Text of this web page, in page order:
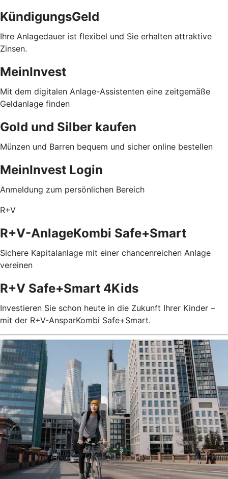
KündigungsGeld
Ihre Anlagedauer ist flexibel und Sie erhalten attraktive
Zinsen.
MeinInvest
Mit dem digitalen Anlage-Assistenten eine zeitgemäße
Geldanlage finden
Gold und Silber kaufen
Münzen und Barren bequem und sicher online bestellen
MeinInvest Login
Anmeldung zum persönlichen Bereich
R+V
R+V-AnlageKombi Safe+Smart
Sichere Kapitalanlage mit einer chancenreichen Anlage
vereinen
R+V Safe+Smart 4Kids
Investieren Sie schon heute in die Zukunft Ihrer Kinder –
mit der R+V-AnsparKombi Safe+Smart.